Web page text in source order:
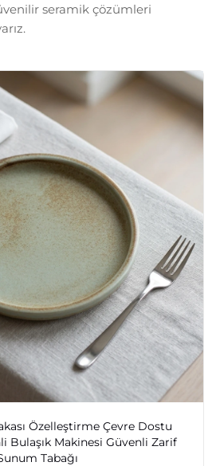
seramik çözümleri
Özelleştirme Çevre Dostu
Bulaşık Makinesi Güvenli Zarif
Tabağı